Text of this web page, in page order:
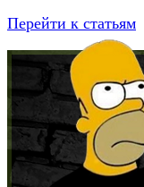
Перейти к статьям